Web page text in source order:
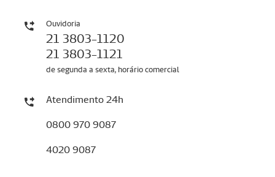
Ouvidoria
21 3803-1120
21 3803-1121
de segunda a sexta, horário comercial
Atendimento 24h
0800 970 9087
4020 9087